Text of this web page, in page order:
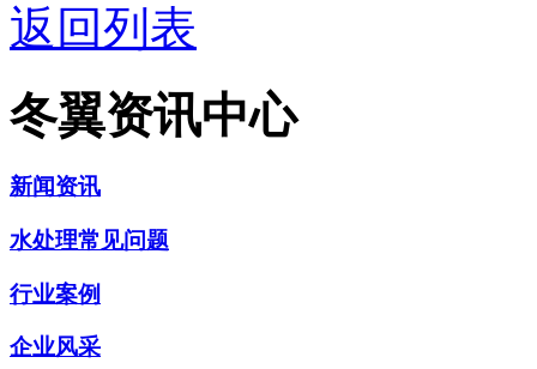
返回列表
冬翼资讯中心
新闻资讯
水处理常见问题
行业案例
企业风采